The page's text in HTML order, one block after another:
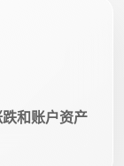
和账户资产